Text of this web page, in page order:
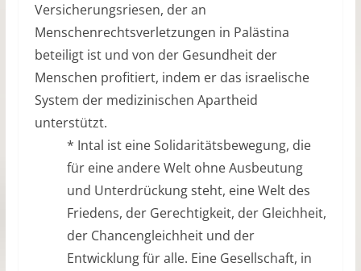
Versicherungsriesen, der an
Menschenrechtsverletzungen in Palästina
beteiligt ist und von der Gesundheit der
Menschen profitiert, indem er das israelische
System der medizinischen Apartheid
unterstützt.
* Intal ist eine Solidaritätsbewegung, die
für eine andere Welt ohne Ausbeutung
und Unterdrückung steht, eine Welt des
Friedens, der Gerechtigkeit, der Gleichheit,
der Chancengleichheit und der
Entwicklung für alle. Eine Gesellschaft, in